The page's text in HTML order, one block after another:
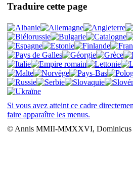
Traduire cette page
Si vous avez atteint ce cadre
faire apparaître les menus.
© Annis MMII-MMXXVI, Dominicus